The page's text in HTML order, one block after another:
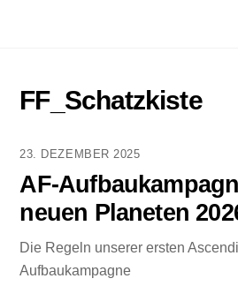
FF_Schatzkiste
23. DEZEMBER 2025
AF-
neuen Planeten
Die Regeln unserer ersten
Aufbaukampagne